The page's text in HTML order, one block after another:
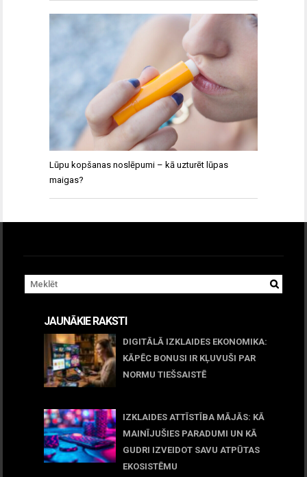
Lūpu kopšanas noslēpumi – kā uzturēt lūpas
maigas?
JAUNĀKIE RAKSTI
DIGITĀLĀ IZKLAIDES EKONOMIKA:
KĀPĒC BONUSI IR KĻUVUŠI PAR
NORMU TIEŠSAISTĒ
IZKLAIDES ATTĪSTĪBA MĀJĀS: KĀ
MAINĪJUŠIES PARADUMI UN KĀ
GUDRI IZVEIDOT SAVU ATPŪTAS
EKOSISTĒMU